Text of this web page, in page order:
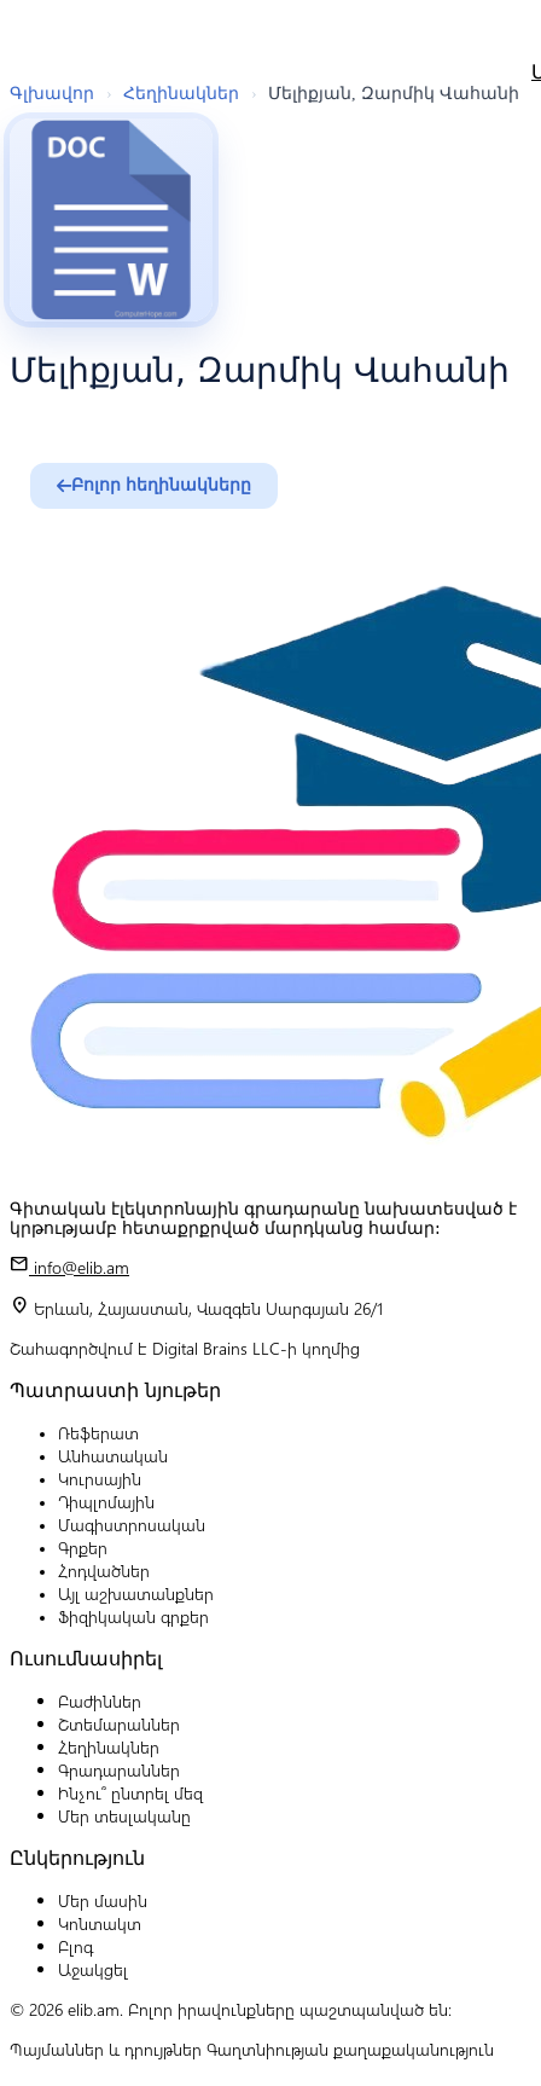
Գլխավոր › Հեղինակներ › Մելիքյան, Զարմիկ Վահանի
Մելիքյան, Զարմիկ Վահանի
Բոլոր հեղինակները
Գիտական էլեկտրոնային գրադարանը նախատեսված է
կրթությամբ հետաքրքրված մարդկանց համար:
mail info@elib.am
location_on Երևան, Հայաստան, Վազգեն Սարգսյան 26/1
Շահագործվում է Digital Brains LLC-ի կողմից
Պատրաստի նյութեր
Ռեֆերատ
Անհատական
Կուրսային
Դիպլոմային
Մագիստրոսական
Գրքեր
Հոդվածներ
Այլ աշխատանքներ
Ֆիզիկական գրքեր
Ուսումնասիրել
Բաժիններ
Շտեմարաններ
Հեղինակներ
Գրադարաններ
Ինչու՞ ընտրել մեզ
Մեր տեսլականը
Ընկերություն
Մեր մասին
Կոնտակտ
Բլոգ
Աջակցել
© 2026 elib.am. Բոլոր իրավունքները պաշտպանված են:
Պայմաններ և դրույթներ Գաղտնիության քաղաքականություն